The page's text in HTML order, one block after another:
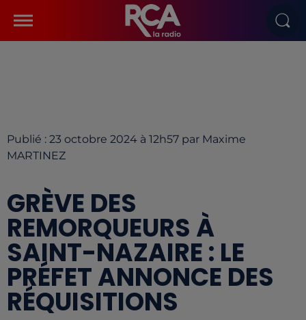
Publié : 23 octobre 2024 à 12h57 par Maxime
MARTINEZ
GRÈVE DES
REMORQUEURS À
SAINT-NAZAIRE : LE
PRÉFET ANNONCE DES
RÉQUISITIONS